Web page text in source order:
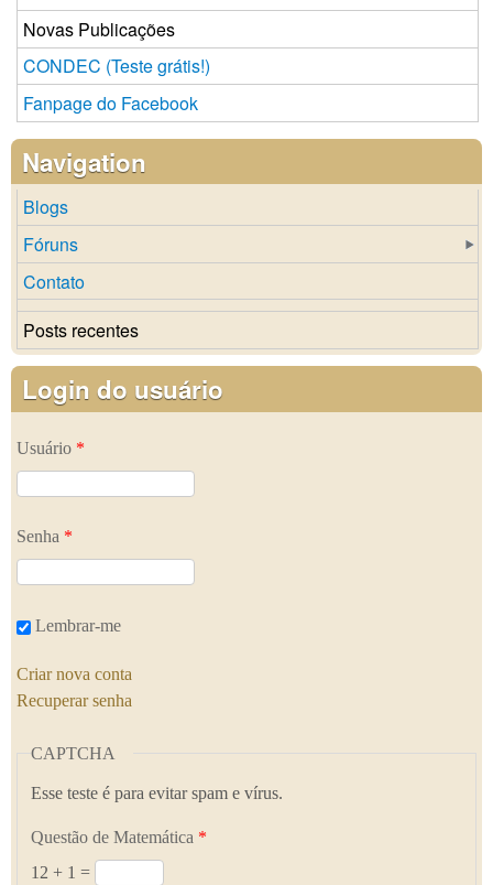
Novas Publicações
CONDEC (Teste grátis!)
Fanpage do Facebook
Navigation
Blogs
Fóruns
Contato
Posts recentes
Login do usuário
Usuário *
Senha *
Lembrar-me
Criar nova conta
Recuperar senha
CAPTCHA
Esse teste é para evitar spam e vírus.
Questão de Matemática *
12 + 1 =